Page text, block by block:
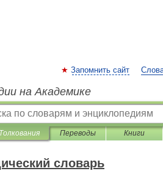
Запомнить сайт
на Академике
Толкования Переводы Книги
словарь